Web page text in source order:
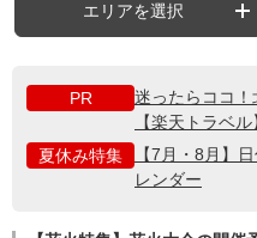
エリアを選択
PR
迷ったらココ
【楽天トラベル
夏休み特集
【7月・8月】
レンダー